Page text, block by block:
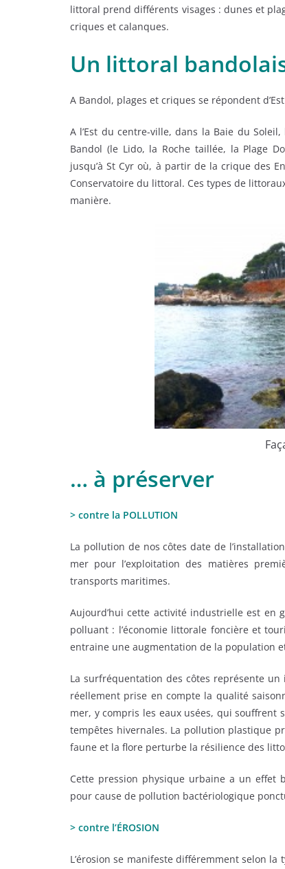
littoral prend différents visages : dunes et
criques et calanques.
Un littoral
A Bandol, plages et criques se répondent
A l’Est du centre-ville, dans la Baie du
Bandol (le Lido, la Roche taillée, la Plage
jusqu’à St Cyr où, à partir de la crique des
Conservatoire du littoral. Ces types de
manière.
… à préserver
> contre la POLLUTION
La pollution de nos côtes date de
mer pour l’exploitation des matières
transports maritimes.
Aujourd’hui cette activité industrielle est en
polluant : l’économie littorale foncière et
entraine une augmentation de la population
La surfréquentation des côtes représente
réellement prise en compte la qualité
mer, y compris les eaux usées, qui souffrent
tempêtes hivernales. La pollution plastique
faune et la flore perturbe la résilience des
Cette pression physique urbaine a un effet
pour cause de pollution bactériologique
> contre l’ÉROSION
L’érosion se manifeste différemment selon